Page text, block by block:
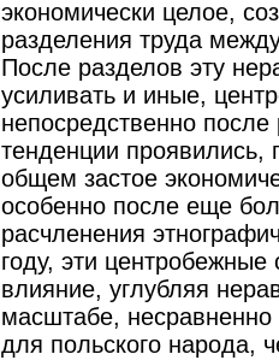
экономически целое,
разделения труда
После разделов эту
усиливать и иные,
непосредственно
тенденции
общем застое
особенно после еще
расчленения
году, эти
влияние, углубляя
масштабе,
для польского народа,